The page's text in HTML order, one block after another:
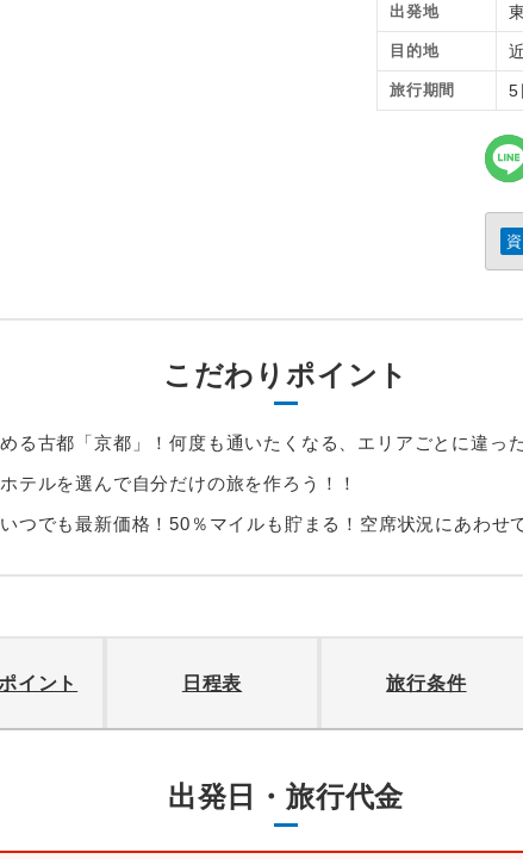
出発地
目的地
旅行期間 5
こだわりポイント
る古都「京都」！何度も通いたくなる、エリアごとに違っ
テルを選んで自分だけの旅を作ろう！！
つでも最新価格！50％マイルも貯まる！空席状況にあわせ
イント 日程表 旅行条件
出発日・旅行代金